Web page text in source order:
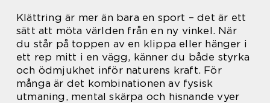
Klättring är mer än bara en sport – det är ett
sätt att möta världen från en ny vinkel. När
du står på toppen av en klippa eller hänger i
ett rep mitt i en vägg, känner du både styrka
och ödmjukhet inför naturens kraft. För
många är det kombinationen av fysisk
utmaning, mental skärpa och hisnande vyer